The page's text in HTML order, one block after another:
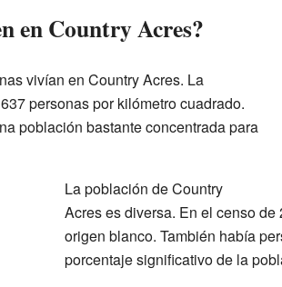
en Country Acres?
vivían en Country Acres. La
personas por kilómetro cuadrado.
población bastante concentrada para
La población de Country
Acres es diversa. En el censo
origen blanco. También había
porcentaje significativo de la